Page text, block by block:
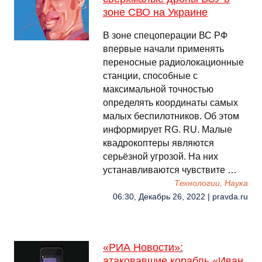
зоне СВО на Украине
В зоне спецоперации ВС РФ
впервые начали применять
переносные радиолокационные
станции, способные с
максимальной точностью
определять координаты самых
малых беспилотников. Об этом
информирует RG. RU. Малые
квадрокоптеры являются
серьёзной угрозой. На них
устанавливаются чувствите …
Технологии, Наука
06:30, Декабрь 26, 2022 | pravda.ru
«РИА Новости»: